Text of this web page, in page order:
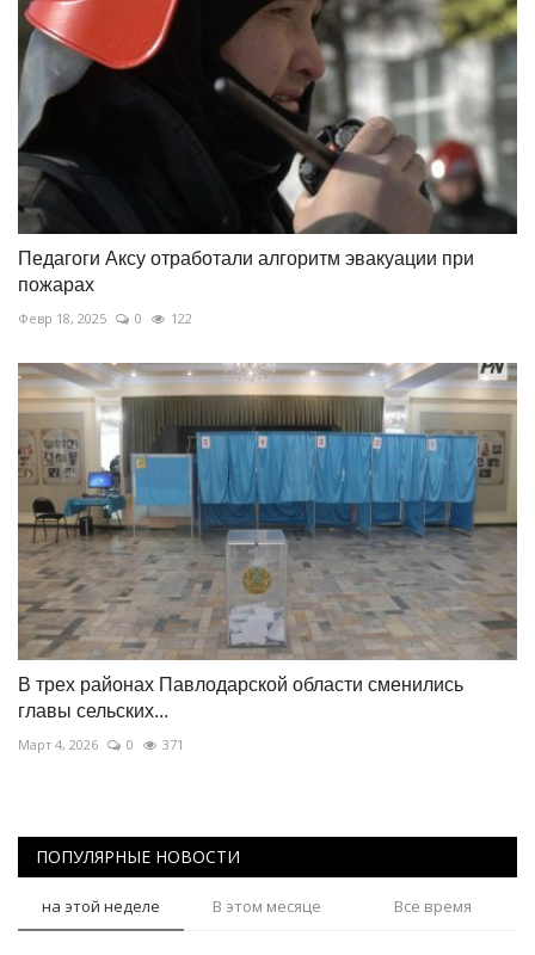
Педагоги Аксу отработали алгоритм эвакуации при
пожарах
Февр 18, 2025 0 122
В трех районах Павлодарской области сменились
главы сельских...
Март 4, 2026 0 371
ПОПУЛЯРНЫЕ НОВОСТИ
на этой неделе В этом месяце Все время